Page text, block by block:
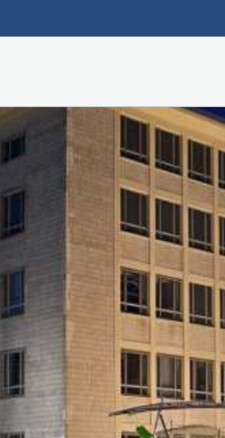
Hauptnavigation
Fußzeile